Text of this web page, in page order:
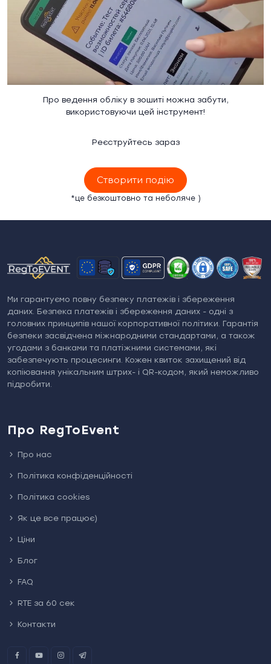
Про ведення обліку в зошиті можна забути,
використовуючи цей інструмент!
Реєструйтесь зараз
Створити подію
*це безкоштовно та неболяче )
Ми гарантуємо повну безпеку платежів і збереження
даних. Безпека платежів і збереження даних - одні з
головних принципів нашої корпоративної політики. Гарантія
безпеки засвідчена міжнародними стандартами, а також
угодами з банками та платіжними системами, які
забезпечують процесинги. Кожен квиток захищений від
копіювання унікальним штрих- і QR-кодом, який неможливо
підробити.
Про RegToEvent
Про нас
Політика конфіденційності
Політика cookies
Як це все працює)
Ціни
Блог
FAQ
RTE за 60 сек
Контакти